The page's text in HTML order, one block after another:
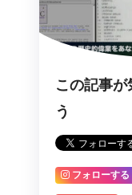
この記事が
う
フォローする